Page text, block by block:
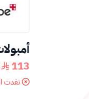
أمبولات
113
نفدت